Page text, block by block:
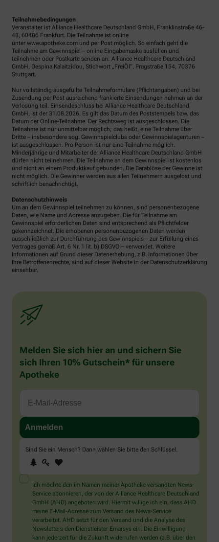
Teilnahmebedingungen
Veranstalter ist Alliance Healthcare Deutschland GmbH, Franklinstraße 46-
48, 60486 Frankfurt. Die Teilnahme ist online
unter www.apotheke.com und per Post möglich. So einfach geht die
Teilnahme am Gewinnspiel – online Eingabemaske ausfüllen und
teilnehmen oder Postkarte senden an: Alliance Healthcare Deutschland
GmbH, Despina Kalaitzidou, Stichwort „FreiÖl“, Pragstraße 154, 70376
Stuttgart.
Nur vollständig ausgefüllte Teilnahmeformulare (Pflichtangaben) und bei
Zusendung per Post ausreichend frankierte Einsendungen nehmen an der
Verlosung teil. Einsendeschluss bei Alliance Healthcare Deutschland
GmbH, ist der 31.08.2026. Es gilt das Datum des Poststempels bzw. das
Datum der Online-Teilnahme. Der Rechtsweg ist ausgeschlossen. Die
Teilnahme ist nur unmittelbar möglich; das heißt, eine Teilnahme über
Dritte – insbesondere sog. Gewinnspielclubs oder Gewinnspielagenturen –
ist ausgeschlossen. Pro Person ist nur eine Teilnahme möglich.
Minderjährige und Mitarbeiter der Alliance Healthcare Deutschland GmbH
dürfen nicht teilnehmen. Die Teilnahme an dem Gewinnspiel ist kostenlos
und nicht an einem Produktkauf gebunden. Die Barablöse der Gewinne ist
nicht möglich. Die Gewinner werden aus allen Teilnehmern ausgelost und
schriftlich benachrichtigt.
Datenschutzhinweis
Um an dem Gewinnspiel teilnehmen zu können, sind personenbezogene
Daten, wie Name und Adresse anzugeben. Die für Teilnahme am
Gewinnspiel erforderlichen Daten sind entsprechend als Pflichtfelder
gekennzeichnet. Die erhobenen personenbezogenen Daten werden
ausschließlich zur Durchführung des Gewinnspiels – zur Erfüllung eines
Vertrages gemäß Art. 6 Nr. 1 lit. b) DSGVO – verwendet. Weitere
Informationen auf Grund dieser Datenerhebung, z.B. Informationen über
Ihre Betroffenenrechte, sind auf dieser Website in der Datenschutzerklärung
einsehbar.
Melden Sie sich hier an und sichern Sie
sich Ihren 10% Gutschein* für unsere
Apotheke
Sind Sie ein Mensch? Dann wählen Sie bitte den Schlüssel .
Sind
Sie
ein
Mensch?
Dann
wählen
Sie
bitte
den
Schlüssel.
1 2
Ich möchte den im Namen meiner Apotheke versandten News-
Service abonnieren, der von der Alliance Healthcare Deutschland
GmbH (AHD) angeboten wird. Hiermit willige ich ein, dass AHD
meine E-Mail-Adresse zum Versand des News-Service
verarbeitet. AHD setzt für den Versand und die Analyse des
Newsletters den Dienstleister Emarsys ein. Die Einwilligung
kann jederzeit für die Zukunft widerrufen werden (z.B. über den